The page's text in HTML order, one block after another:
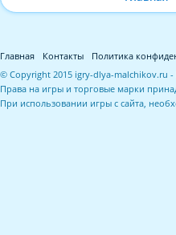
Главная Контакты
Политика
© Copyright 2015 igry-dlya-malchikov.ru
Права на игры и торговые марки
При использовании игры с сайта,